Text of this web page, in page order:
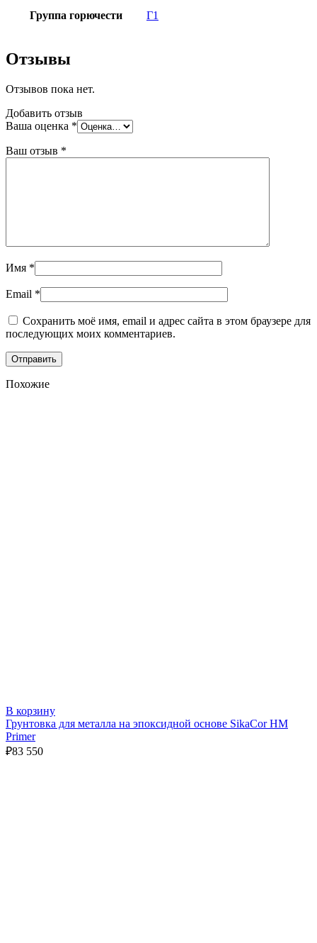
Группа горючести Г1
Отзывы
Отзывов пока нет.
Добавить отзыв
Ваша оценка *
Ваш отзыв *
Имя *
Email *
Сохранить моё имя, email и адрес сайта в этом браузере для
последующих моих комментариев.
Похожие
В корзину
Грунтовка для металла на эпоксидной основе SikaCor HM
Primer
₽83 550